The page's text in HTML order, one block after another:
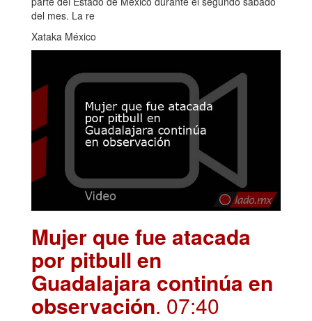
del mes. La re
Xataka México
Mujer que fue atacada
por pitbull en
Guadalajara continúa en
observación. 07:40